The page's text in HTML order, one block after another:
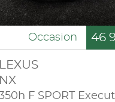
Occasion 46
LEXUS
NX